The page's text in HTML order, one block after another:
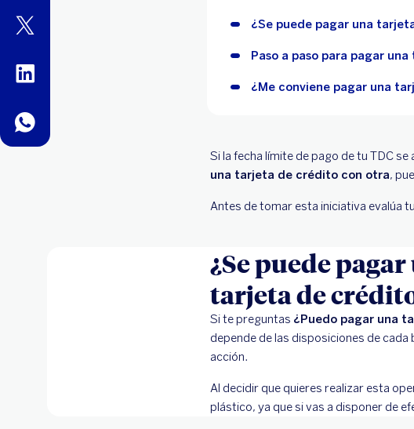
twitter
linkedin
whatsapp
¿Se puede pagar una
Paso a paso para pagar
¿Me conviene pagar una
Si la fecha límite de pago de tu TDC
una tarjeta de crédito con otra,
Antes de tomar esta iniciativa evalúa
¿Se puede
tarjeta de
Si te preguntas ¿Puedo pagar una
depende de las disposiciones de
acción.
Al decidir que quieres realizar esta
plástico, ya que si vas a disponer de